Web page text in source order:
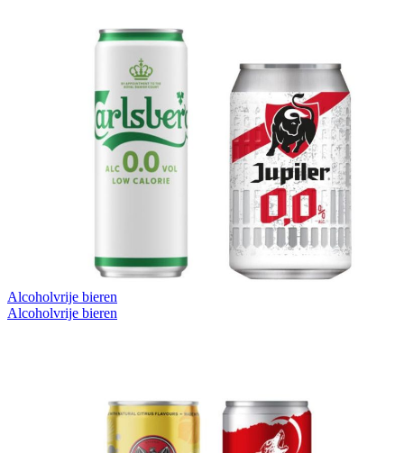
Alcoholvrije bieren
Alcoholvrije bieren